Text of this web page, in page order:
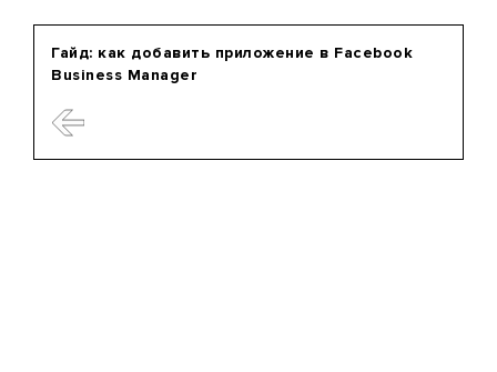
Гайд: как добавить приложение в Facebook
Business Manager